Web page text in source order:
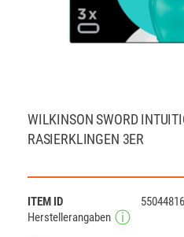
WILKINSON SWORD
RASIERKLINGEN 3ER
ITEM ID
55044816
Herstellerangaben